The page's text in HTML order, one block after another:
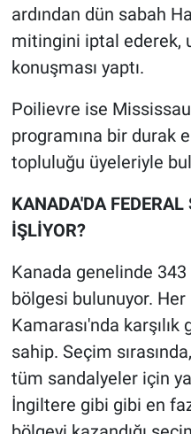
ardından dün sabah
mitingini iptal ederek,
konuşması yaptı.
Poilievre ise
programına bir durak
topluluğu üyeleriyle
KANADA'DA
İŞLİYOR?
Kanada genelinde
bölgesi bulunuyor.
Kamarası'nda
sahip. Seçim
tüm sandalyeler için
İngiltere gibi gibi en